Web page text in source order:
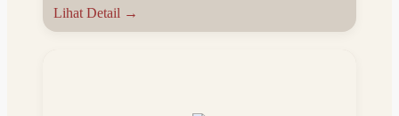
Lihat Detail →